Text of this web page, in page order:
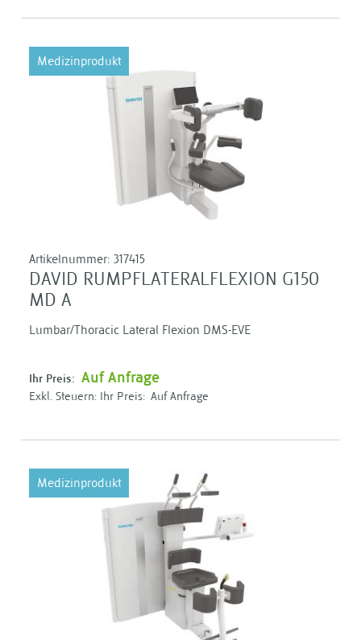
Medizinprodukt
Artikelnummer: 317415
DAVID RUMPFLATERALFLEXION G150
MD A
Lumbar/Thoracic Lateral Flexion DMS-EVE
Ihr Preis: Auf Anfrage
Ihr Preis: Auf Anfrage
Medizinprodukt